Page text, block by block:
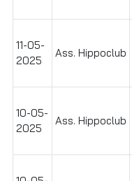
11-05-
2025
Ass. Hippoclub
10-05-
2025
Ass. Hippoclub